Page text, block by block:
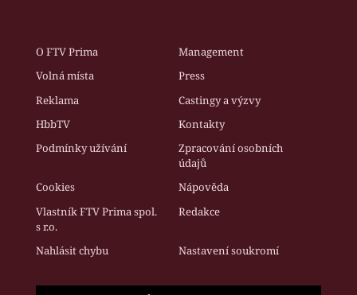
O FTV Prima
Management
Volná místa
Press
Reklama
Castingy a výzvy
HbbTV
Kontakty
Podmínky užívání
Zpracování osobních
údajů
Cookies
Nápověda
Vlastník FTV Prima spol.
s r.o.
Redakce
Nahlásit chybu Nastavení soukromí